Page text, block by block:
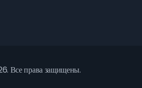
Все права защищены.